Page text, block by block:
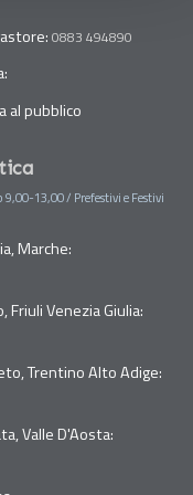
0883 494890
al pubblico
13,00 / Prefestivi e Festivi
Marche:
Friuli Venezia Giulia:
Trentino Alto Adige:
Valle D'Aosta: